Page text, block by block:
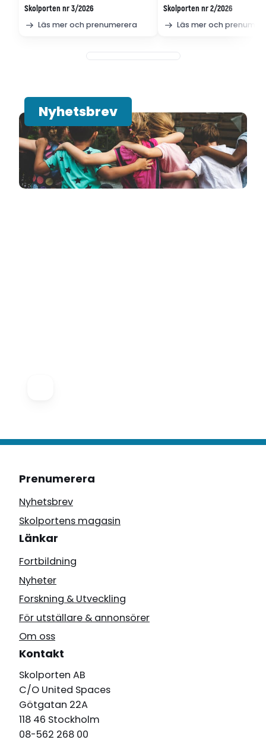
Skolporten nr 3/2026
Läs mer och prenumerera
Skolporten nr 2/2026
Läs mer och
Nyhetsbrev
Prenumerera
Nyhetsbrev
Skolportens magasin
Länkar
Fortbildning
Nyheter
Forskning & Utveckling
För utställare & annonsörer
Om oss
Kontakt
Skolporten AB
C/O United Spaces
Götgatan 22A
118 46 Stockholm
08-562 268 00